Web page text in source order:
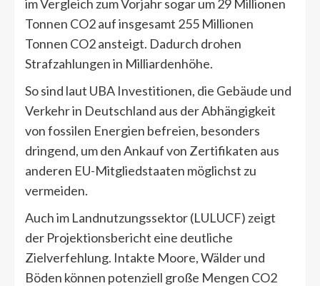
im Vergleich zum Vorjahr sogar um 29 Millionen
Tonnen CO2 auf insgesamt 255 Millionen
Tonnen CO2 ansteigt. Dadurch drohen
Strafzahlungen in Milliardenhöhe.
So sind laut UBA Investitionen, die Gebäude und
Verkehr in Deutschland aus der Abhängigkeit
von fossilen Energien befreien, besonders
dringend, um den Ankauf von Zertifikaten aus
anderen EU-Mitgliedstaaten möglichst zu
vermeiden.
Auch im Landnutzungssektor (LULUCF) zeigt
der Projektionsbericht eine deutliche
Zielverfehlung. Intakte Moore, Wälder und
Böden können potenziell große Mengen CO2